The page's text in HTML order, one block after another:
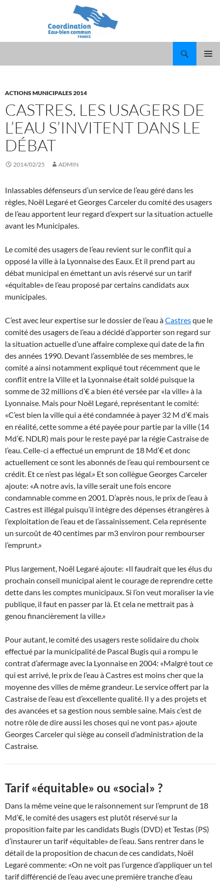
ACTIONS MUNICIPALES 2014
CASTRES. LES USAGERS DE
L’EAU S’INVITENT DANS LE
DÉBAT
2014/02/25 ADMIN
Inlassables défenseurs d’un service de l’eau géré dans les
règles, Noël Legaré et Georges Carceler du comité des usagers
de l’eau apportent leur regard d’expert sur la situation actuelle
avant les Municipales.
Le comité des usagers de l’eau revient sur le conflit qui a
opposé la ville à la Lyonnaise des Eaux. Et il prend part au
débat municipal en émettant un avis réservé sur un tarif
«équitable» de l’eau proposé par certains candidats aux
municipales.
C’est avec leur expertise sur le dossier de l’eau àCastresque le
comité des usagers de l’eau a décidé d’apporter son regard sur
la situation actuelle d’une affaire complexe qui date de la fin
des années 1990. Devant l’assemblée de ses membres, le
comité a ainsi notamment expliqué tout récemment que le
conflit entre la Ville et la Lyonnaise était soldé puisque la
somme de 32 millions d’€ a bien été versée par «la ville» à la
Lyonnaise. Mais pour Noël Legaré, représentant le comité:
«C’est bien la ville qui a été condamnée à payer 32 M d’€ mais
en réalité, cette somme a été payée pour partie par la ville (14
Md’€. NDLR) mais pour le reste payé par la régie Castraise de
l’eau. Celle-ci a effectué un emprunt de 18 Md’€ et donc
actuellement ce sont les abonnés de l’eau qui remboursent ce
crédit. Et ce n’est pas légal.» Et son collègue Georges Carceler
ajoute: «A notre avis, la ville serait une fois encore
condamnable comme en 2001. D’après nous, le prix de l’eau à
Castres est illégal puisqu’il intègre des dépenses étrangères à
l’exploitation de l’eau et de l’assainissement. Cela représente
un surcoût de 40 centimes par m3 environ pour rembourser
l’emprunt.»
Plus largement, Noël Legaré ajoute: «Il faudrait que les élus du
prochain conseil municipal aient le courage de reprendre cette
dette dans les comptes municipaux. Si l’on veut moraliser la vie
publique, il faut en passer par là. Et cela ne mettrait pas à
genou financièrement la ville.»
Pour autant, le comité des usagers reste solidaire du choix
effectué par la municipalité de Pascal Bugis qui a rompu le
contrat d’afermage avec la Lyonnaise en 2004: «Malgré tout ce
qui est arrivé, le prix de l’eau à Castres est moins cher que la
moyenne des villes de même grandeur. Le service offert par la
Castraise de l’eau est d’excellente qualité. Il y a des projets et
des avancées et sa gestion nous semble saine. Mais c’est de
notre rôle de dire aussi les choses qui ne vont pas.» ajoute
Georges Carceler qui siège au conseil d’administration de la
Castraise.
Tarif «équitable» ou «social» ?
Dans la même veine que le raisonnement sur l’emprunt de 18
Md’€, le comité des usagers est plutôt réservé sur la
proposition faite par les candidats Bugis (DVD) et Testas (PS)
d’instaurer un tarif «équitable» de l’eau. Sans rentrer dans le
détail de la proposition de chacun de ces candidats, Noël
Legaré commente: «On ne voit pas l’urgence d’appliquer un tel
tarif différencié de l’eau avec une première tranche d’eau